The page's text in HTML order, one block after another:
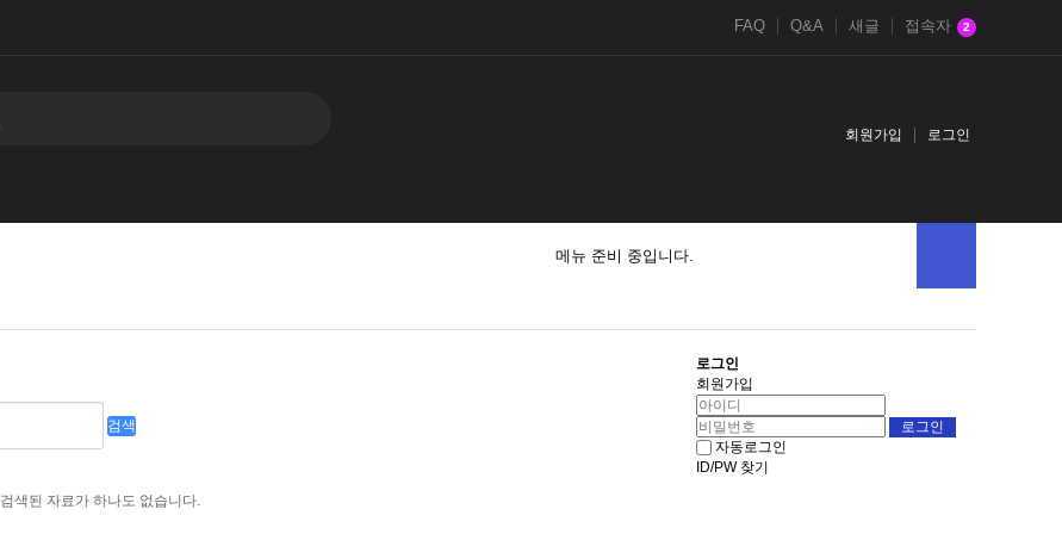
FAQ Q&A 새글 접속자 2
회원가입 로그인
메뉴 준비 중입니다.
검색
검색된 자료가 하나도 없습니다.
로그인
회원가입
자동로그인
ID/PW 찾기